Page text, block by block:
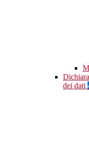
dei dati